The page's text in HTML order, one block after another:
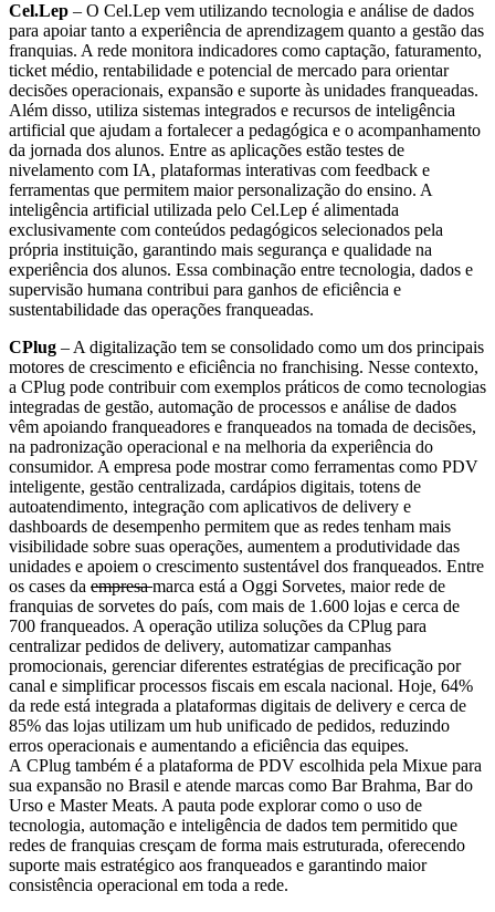
Cel.Lep – O Cel.Lep vem utilizando tecnologia e análise de dados
para apoiar tanto a experiência de aprendizagem quanto a gestão das
franquias. A rede monitora indicadores como captação, faturamento,
ticket médio, rentabilidade e potencial de mercado para orientar
decisões operacionais, expansão e suporte às unidades franqueadas.
Além disso, utiliza sistemas integrados e recursos de inteligência
artificial que ajudam a fortalecer a pedagógica e o acompanhamento
da jornada dos alunos. Entre as aplicações estão testes de
nivelamento com IA, plataformas interativas com feedback e
ferramentas que permitem maior personalização do ensino. A
inteligência artificial utilizada pelo Cel.Lep é alimentada
exclusivamente com conteúdos pedagógicos selecionados pela
própria instituição, garantindo mais segurança e qualidade na
experiência dos alunos. Essa combinação entre tecnologia, dados e
supervisão humana contribui para ganhos de eficiência e
sustentabilidade das operações franqueadas.
CPlug – A digitalização tem se consolidado como um dos principais
motores de crescimento e eficiência no franchising. Nesse contexto,
a CPlug pode contribuir com exemplos práticos de como tecnologias
integradas de gestão, automação de processos e análise de dados
vêm apoiando franqueadores e franqueados na tomada de decisões,
na padronização operacional e na melhoria da experiência do
consumidor. A empresa pode mostrar como ferramentas como PDV
inteligente, gestão centralizada, cardápios digitais, totens de
autoatendimento, integração com aplicativos de delivery e
dashboards de desempenho permitem que as redes tenham mais
visibilidade sobre suas operações, aumentem a produtividade das
unidades e apoiem o crescimento sustentável dos franqueados. Entre
os cases da empresamarca está a Oggi Sorvetes, maior rede de
franquias de sorvetes do país, com mais de 1.600 lojas e cerca de
700 franqueados. A operação utiliza soluções da CPlug para
centralizar pedidos de delivery, automatizar campanhas
promocionais, gerenciar diferentes estratégias de precificação por
canal e simplificar processos fiscais em escala nacional. Hoje, 64%
da rede está integrada a plataformas digitais de delivery e cerca de
85% das lojas utilizam um hub unificado de pedidos, reduzindo
erros operacionais e aumentando a eficiência das equipes.
A CPlug também é a plataforma de PDV escolhida pela Mixue para
sua expansão no Brasil e atende marcas como Bar Brahma, Bar do
Urso e Master Meats. A pauta pode explorar como o uso de
tecnologia, automação e inteligência de dados tem permitido que
redes de franquias cresçam de forma mais estruturada, oferecendo
suporte mais estratégico aos franqueados e garantindo maior
consistência operacional em toda a rede.